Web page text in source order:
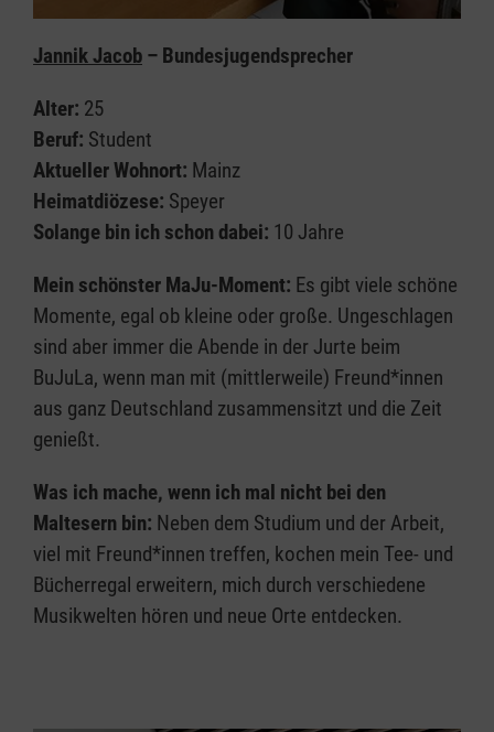
Jannik Jacob – Bundesjugendsprecher
Alter: 25
Beruf: Student
Aktueller Wohnort: Mainz
Heimatdiözese: Speyer
Solange bin ich schon dabei: 10 Jahre
Mein schönster MaJu-Moment: Es gibt viele schöne
Momente, egal ob kleine oder große. Ungeschlagen
sind aber immer die Abende in der Jurte beim
BuJuLa, wenn man mit (mittlerweile) Freund*innen
aus ganz Deutschland zusammensitzt und die Zeit
genießt.
Was ich mache, wenn ich mal nicht bei den
Maltesern bin: Neben dem Studium und der Arbeit,
viel mit Freund*innen treffen, kochen mein Tee- und
Bücherregal erweitern, mich durch verschiedene
Musikwelten hören und neue Orte entdecken.